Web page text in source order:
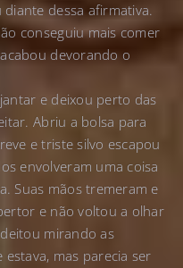
dessa afirmativa.
conseguiu mais comer
devorando o
e deixou perto das
Abriu a bolsa para
e triste silvo escapou
envolveram uma coisa
Suas mãos tremeram e
e não voltou a olhar
mirando as
mas parecia ser